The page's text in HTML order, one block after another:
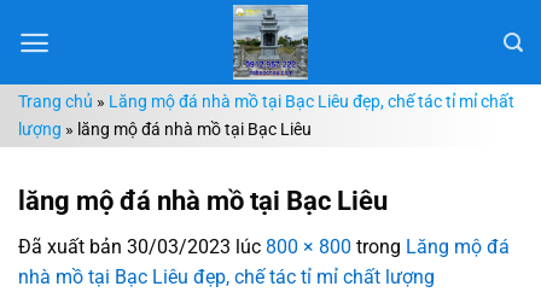
đến
dungTrang chủ » Lăng mộ đá nhà mồ tại Bạc Liêu đẹp, chế tác tỉ mỉ chất
lượng » lăng mộ đá nhà mồ tại Bạc Liêu
lăng mộ đá nhà mồ tại Bạc Liêu
Đã xuất bản 30/03/2023 lúc 800 × 800 trong Lăng mộ đá
nhà mồ tại Bạc Liêu đẹp, chế tác tỉ mỉ chất lượng